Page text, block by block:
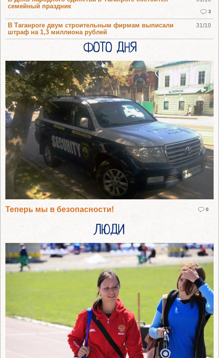
3
семейный праздник
31/10
В Таганроге двум строительным фирмам выписали
штраф на 1,3 миллиона рублей
ФОТО ДНЯ
Теперь мы в безопасности! 0
ЛЮДИ